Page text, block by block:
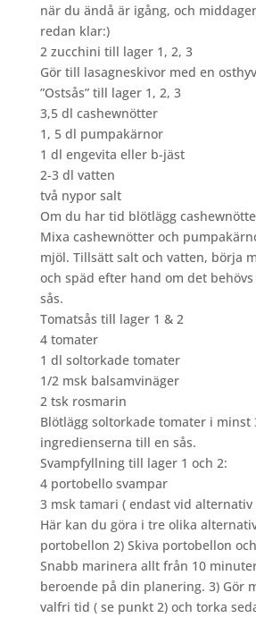
när du ändå är igång, och
redan klar:)
2 zucchini till lager 1, 2, 3
Gör till lasagneskivor med en
”Ostsås” till lager 1, 2, 3
3,5 dl cashewnötter
1, 5 dl pumpakärnor
1 dl engevita eller b-jäst
2-3 dl vatten
två nypor salt
Om du har tid blötlägg
Mixa cashewnötter och
mjöl. Tillsätt salt och vatten, börja
och späd efter hand om det
sås.
Tomatsås till lager 1 & 2
4 tomater
1 dl soltorkade tomater
1/2 msk balsamvinäger
2 tsk rosmarin
Blötlägg soltorkade tomater i
ingredienserna till en sås.
Svampfyllning till lager 1 och 2:
4 portobello svampar
3 msk tamari ( endast vid alternativ
Här kan du göra i tre olika
portobellon 2) Skiva portobellon
Snabb marinera allt från 10
beroende på din planering. 3) Gör
valfri tid ( se punkt 2) och torka